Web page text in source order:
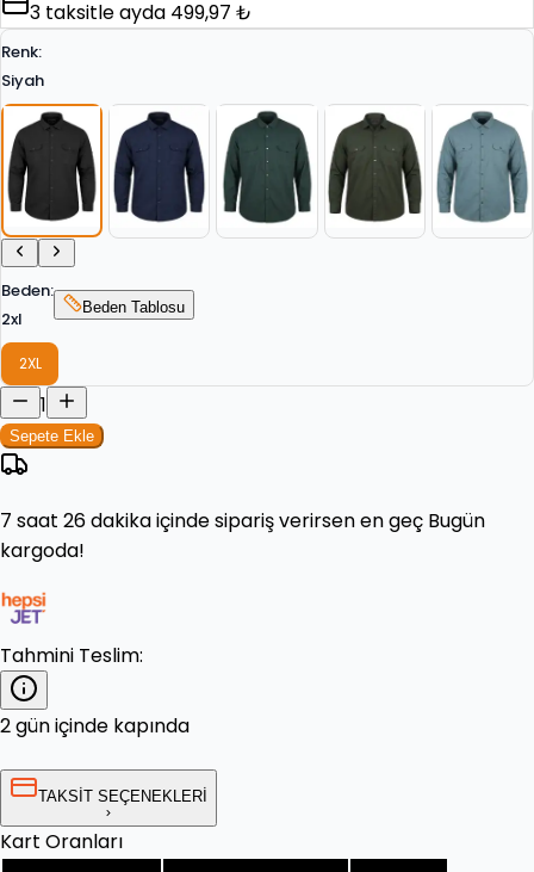
3 taksitle ayda 499,97 ₺
Renk:
Siyah
Beden:
2xl
Beden Tablosu
2XL
1
Sepete Ekle
7 saat 26 dakikaiçinde sipariş verirsen en geç Bugün
kargoda!
Tahmini Teslim:
2 gün içinde kapında
TAKSİT SEÇENEKLERİ
Kart Oranları